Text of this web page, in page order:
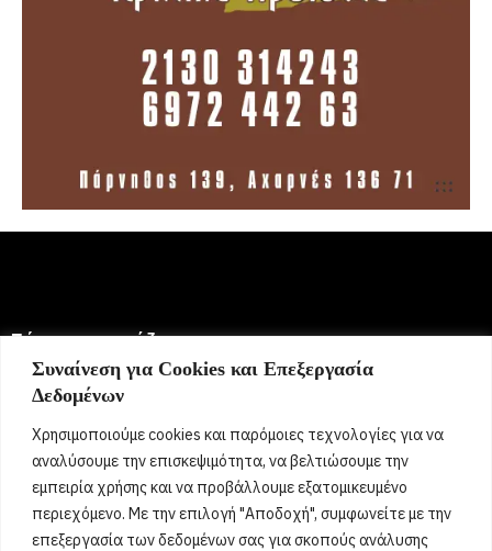
Συναίνεση για Cookies και Επεξεργασία
Δεδομένων
Χρησιμοποιούμε cookies και παρόμοιες τεχνολογίες για να
αναλύσουμε την επισκεψιμότητα, να βελτιώσουμε την
εμπειρία χρήσης και να προβάλλουμε εξατομικευμένο
περιεχόμενο. Με την επιλογή "Αποδοχή", συμφωνείτε με την
επεξεργασία των δεδομένων σας για σκοπούς ανάλυσης
Σήμερα γιορτάζει:
6 Αυγούστου 2026
Ευμορφία, Έμμυ, Μορφούλα, Μόρφω, Σωτήριος, Σωτήρης,
Σώτος, Σωτηράκης, Σωτηρία, Σωτήρω[...]
Όροι Χρήσης